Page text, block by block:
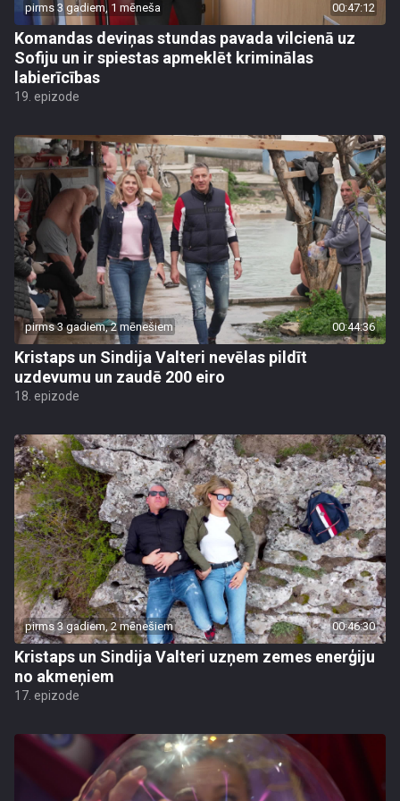
pirms 3 gadiem, 1 mēneša 00:47:12
Komandas deviņas stundas pavada vilcienā uz
Sofiju un ir spiestas apmeklēt kriminālas
labierīcības
19. epizode
pirms 3 gadiem, 2 mēnešiem 00:44:36
Kristaps un Sindija Valteri nevēlas pildīt
uzdevumu un zaudē 200 eiro
18. epizode
pirms 3 gadiem, 2 mēnešiem 00:46:30
Kristaps un Sindija Valteri uzņem zemes enerģiju
no akmeņiem
17. epizode